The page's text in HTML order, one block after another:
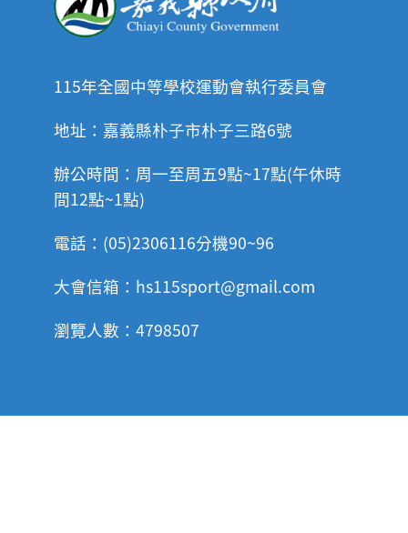
115年全國中等學校運動會執行委員會
地址：嘉義縣朴子市朴子三路6號
辦公時間：周一至周五9點~17點(午休時
間12點~1點)
電話：(05)2306116分機90~96
大會信箱：hs115sport@gmail.com
瀏覽人數：4798507